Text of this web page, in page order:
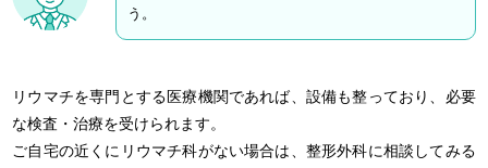
う。
リウマチを専門とする医療機関であれば、設備も整っており、必要
な検査・治療を受けられます。
ご自宅の近くにリウマチ科がない場合は、整形外科に相談してみる